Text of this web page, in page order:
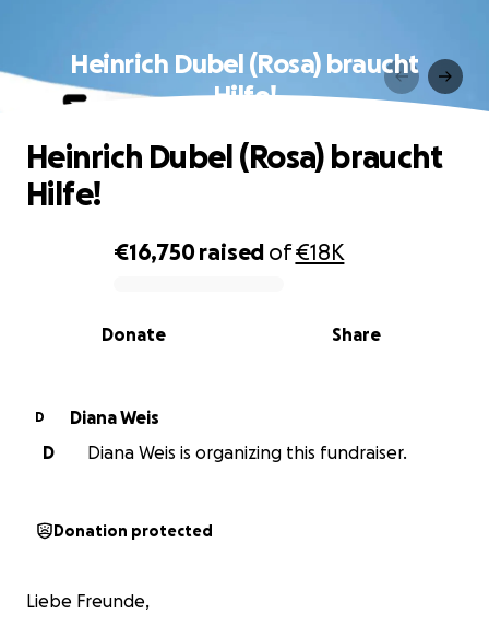
Heinrich Dubel (Rosa) braucht
Hilfe!
0% complete
€16,750raised of€18K
Share
Donate
Heinrich Dubel (Rosa) braucht
Hilfe!
D
Diana Weis
D
Diana Weis is organizing this fundraiser.
Donation protected
Liebe Freunde,